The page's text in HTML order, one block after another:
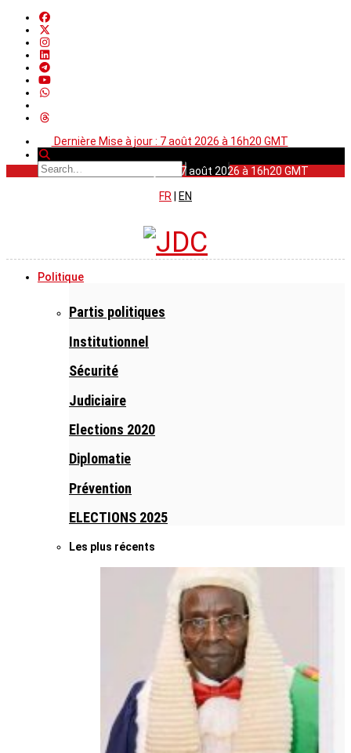
Dernière Mise à jour : 7 août 2026 à 16h20 GMT
Dernière Mise à jour : 7 août 2026 à 16h20 GMT
FR
EN
Politique
Partis politiques
Institutionnel
Sécurité
Judiciaire
Elections 2020
Diplomatie
Prévention
ELECTIONS 2025
Les plus récents